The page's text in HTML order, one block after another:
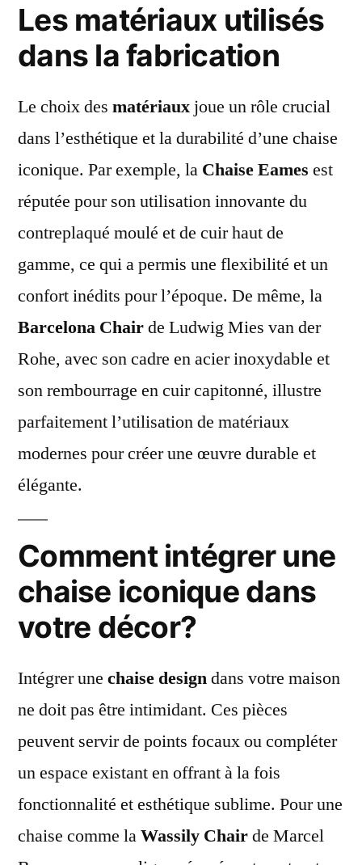
Les matériaux utilisés
dans la fabrication
Le choix des matériaux joue un rôle crucial
dans l’esthétique et la durabilité d’une chaise
iconique. Par exemple, la Chaise Eames est
réputée pour son utilisation innovante du
contreplaqué moulé et de cuir haut de
gamme, ce qui a permis une flexibilité et un
confort inédits pour l’époque. De même, la
Barcelona Chairde Ludwig Mies van der
Rohe, avec son cadre en acier inoxydable et
son rembourrage en cuir capitonné, illustre
parfaitement l’utilisation de matériaux
modernes pour créer une œuvre durable et
élégante.
Comment intégrer une
chaise iconique dans
votre décor?
Intégrer une chaise designdans votre maison
ne doit pas être intimidant. Ces pièces
peuvent servir de points focaux ou compléter
un espace existant en offrant à la fois
fonctionnalité et esthétique sublime. Pour une
chaise comme laWassily Chairde Marcel